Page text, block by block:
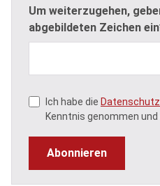
Um weiterzugehen,
abgebildeten Zeichen
Ich habe die
Kenntnis genommen und
Abonnieren